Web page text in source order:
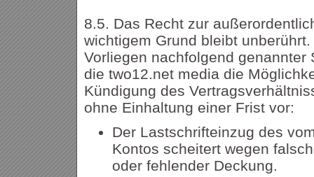
8.5. Das Recht zur
wichtigem Grund bleibt
Vorliegen nachfolgend genannter
die two12.net media die
Kündigung des
ohne Einhaltung einer Frist vor:
Der Lastschrifteinzug des
Kontos scheitert wegen
oder fehlender Deckung.